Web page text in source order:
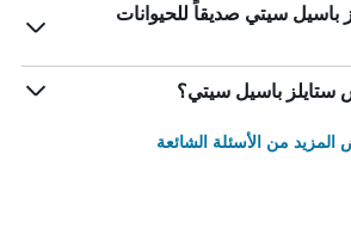
باسيل سيتي صديقاً للحيوانات
ستايلز باسيل سيتي؟
من الأسئلة الشائعة